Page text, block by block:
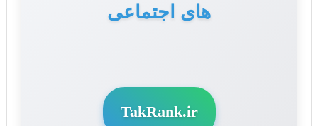
های اجتماعی
و سوشال مدیا
TakRank.ir